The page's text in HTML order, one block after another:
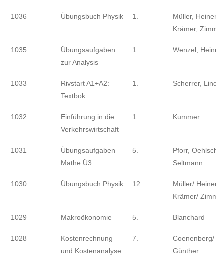
1036 Übungsbuch Physik 1.
Müller,
Krämer,
1035
Übungsaufgaben
zur Analysis
1. Wenzel,
1033
Rivstart A1+A2:
Textbok
1. Scherrer,
1032
Einführung in die
Verkehrswirtschaft
1. Kummer
1031
Übungsaufgaben
Mathe Ü3
5.
Pforr,
Seltmann
1030 Übungsbuch Physik 12.
Müller/
Krämer/
1029 Makroökonomie 5. Blanchard
1028
Kostenrechnung
und Kostenanalyse
7.
Coenenberg/
Günther